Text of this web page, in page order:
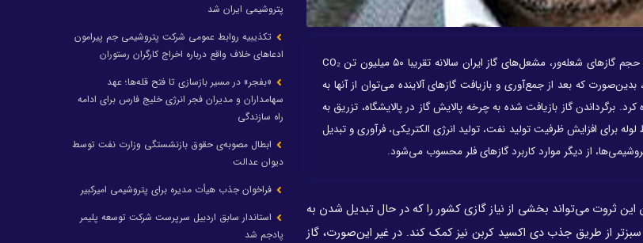
️اسدالله غلامپور/ مدیرعامل پتروشیمی کیان؛ ب️ر اساس داده‌های سال ۲۰۲۱ درباره حجم گازهای شعله‌‌ور، مشعل‌‌های گاز ایران سالانه تقریبا ۵۰ میلیون تن CO₂
که بعد از جمع‌آوری و بازیافت گازهای آلاینده می‌توان از آنها به
برگرداندن گاز بازیافت شده به چرخه‌‌ پالایش گاز در پالایشگاه، تزریق به
افزایش ظرفیت تولید نفت، تولید انرژی الکتریکی، فرآوری و تبدیل
این ثروت می‌تواند بخشی از نیاز گازی کشور را که در حال تبدیل شدن به
از طریق جذب دی اکسید کربن نیز کمک کند. در غیر این‌صورت، گاز
پتروشیمی ایران شد
تکذیبیه روابط عمومی شرکت پتروشیمی جم پیرامون
ادعاهای خلاف واقع درباره اخراج کارگران رستوران
«بفجر» در مسیر بازسازی تا فتح قله‌ها؛ عهد
سهامداران و مدیران فجر انرژی خلیج فارس برای ادامه
راه سازندگی
ابطال مصوبه‌ی حقوق بازنشستگی وزارت نفت توسط
دیوان عدالت
فراخوان جذب هیأت مدیره برای پتروشیمی امیرکبیر
استاندار سابق اردبیل سرپرست شرکت توسعه پلیمر
پادجم شد